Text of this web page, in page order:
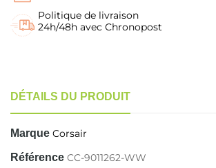
Politique de livraison
24h/48h avec Chronopost
DÉTAILS DU PRODUIT
Marque Corsair
Référence CC-9011262-WW